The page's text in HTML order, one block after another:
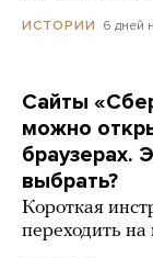
ИСТОРИИ 6 дней
Сайты
можно
браузерах.
выбрать?
Короткая
переходить